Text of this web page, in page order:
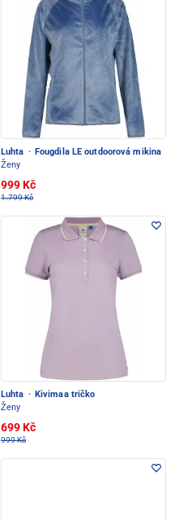
Luhta · Fougdila LE outdoorová mikina
Ženy
999 Kč
1.799 Kč
Luhta · Kivimaa tričko
Ženy
699 Kč
999 Kč